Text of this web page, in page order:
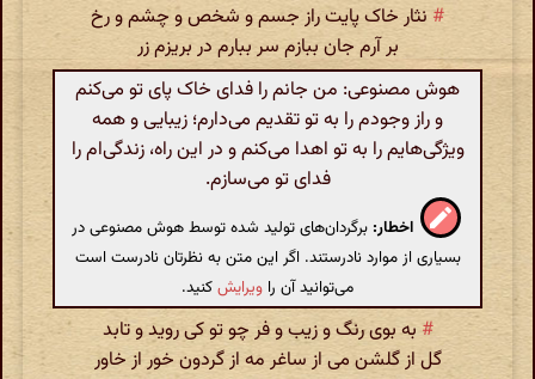
# نثار خاک پایت راز جسم و شخص و چشم و رخ
بر آرم جان ببازم سر ببارم در بریزم زر
هوش مصنوعی: من جانم را فدای خاک پای تو می‌کنم
و راز وجودم را به تو تقدیم می‌دارم؛ زیبایی و همه
ویژگی‌هایم را به تو اهدا می‌کنم و در این راه، زندگی‌ام را
فدای تو می‌سازم.
اخطار: برگردان‌های تولید شده توسط هوش مصنوعی در
بسیاری از موارد نادرستند. اگر این متن به نظرتان نادرست است
می‌توانید آن را ویرایشکنید.
# به بوی رنگ و زیب و فر چو تو کی روید و تابد
گل از گلشن می از ساغر مه از گردون خور از خاور